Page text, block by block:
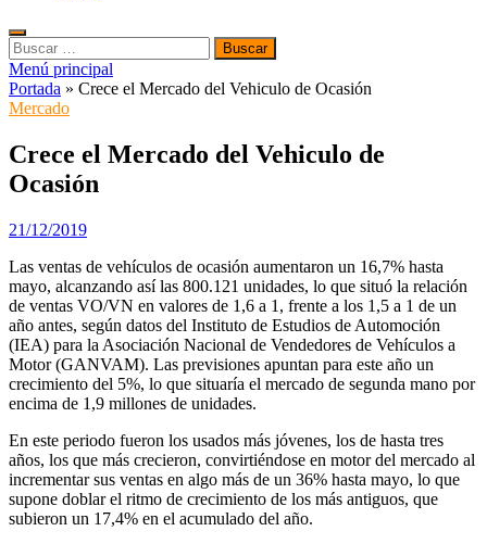
Buscar:
Menú principal
Portada » Crece el Mercado del Vehiculo de Ocasión
Mercado
Crece el Mercado del Vehiculo de
Ocasión
21/12/2019
Las ventas de vehículos de ocasión aumentaron un 16,7% hasta
mayo, alcanzando así las 800.121 unidades, lo que situó la relación
de ventas VO/VN en valores de 1,6 a 1, frente a los 1,5 a 1 de un
año antes, según datos del Instituto de Estudios de Automoción
(IEA) para la Asociación Nacional de Vendedores de Vehículos a
Motor (GANVAM). Las previsiones apuntan para este año un
crecimiento del 5%, lo que situaría el mercado de segunda mano por
encima de 1,9 millones de unidades.
En este periodo fueron los usados más jóvenes, los de hasta tres
años, los que más crecieron, convirtiéndose en motor del mercado al
incrementar sus ventas en algo más de un 36% hasta mayo, lo que
supone doblar el ritmo de crecimiento de los más antiguos, que
subieron un 17,4% en el acumulado del año.